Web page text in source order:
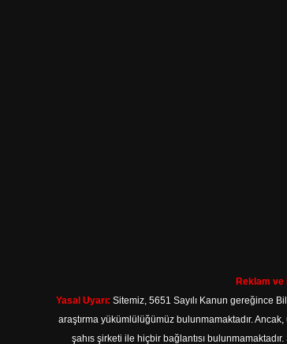
Reklam ve
Yasal Uyarı: Sitemiz, 5651 Sayılı Kanun gereğince
araştırma yükümlülüğümüz bulunmamaktadır.
şahıs şirketi ile hiçbir bağlantısı